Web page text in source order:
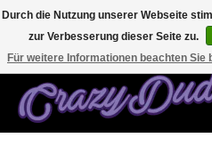
Versandkostenfrei bestellen ab CHF 200.00 in
meisten Ländern weltweit.
Durch die Nutzung unserer Webseite
zur Verbesserung dieser Seite zu.
Für weitere Informationen beachten